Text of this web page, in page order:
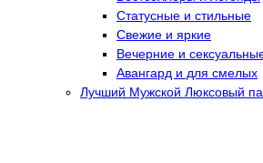
Статусные и стильные
Свежие и яркие
Вечерние и
Авангард и для смелых
Лучший Мужской Люксовый